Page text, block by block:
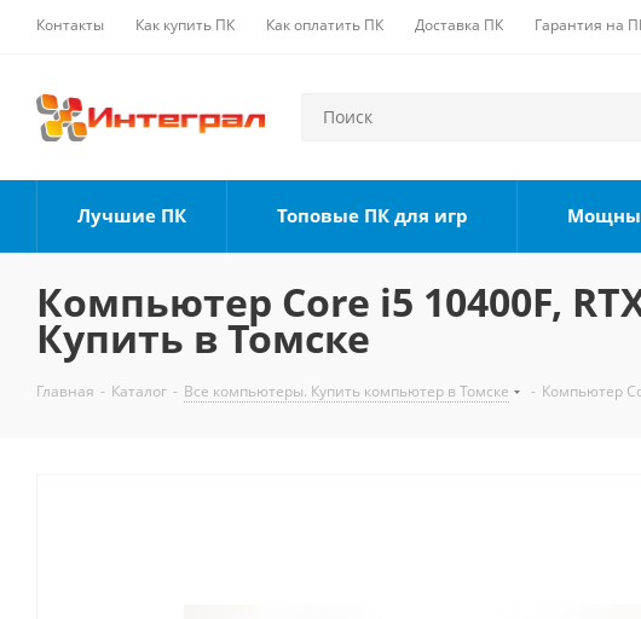
Контакты Как купить ПК Как оплатить ПК Доставка ПК Гарантия на
Лучшие ПК Топовые ПК для игр
Компьютер Core i5 10400F,
Купить в Томске
Главная - Каталог - Все компьютеры. Купить компьютер в Томске - Компьютер